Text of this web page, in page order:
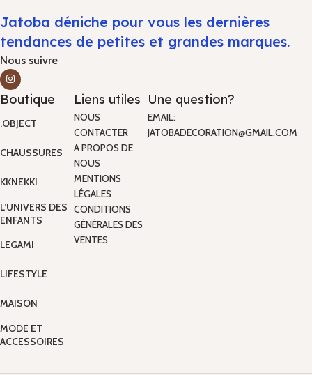
Jatoba déniche pour vous les dernières
tendances de petites et grandes marques.
Nous suivre
Boutique
.OBJECT
CHAUSSURES
KKNEKKI
L’UNIVERS DES
ENFANTS
LEGAMI
LIFESTYLE
MAISON
MODE ET
ACCESSOIRES
Liens utiles
NOUS
CONTACTER
A PROPOS DE
NOUS
MENTIONS
LÉGALES
CONDITIONS
GÉNÉRALES DES
VENTES
Une question?
EMAIL:
JATOBADECORATION@GMAIL.COM